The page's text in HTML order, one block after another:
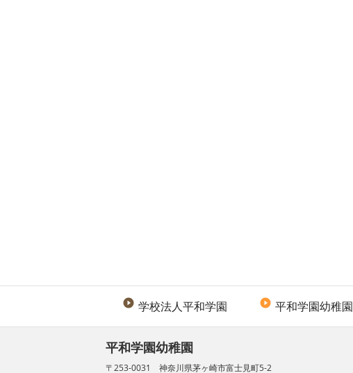
 学校法人平和学園  平和学園幼稚園
平和学園幼稚園
〒253-0031 神奈川県茅ヶ崎市富士見町5-2